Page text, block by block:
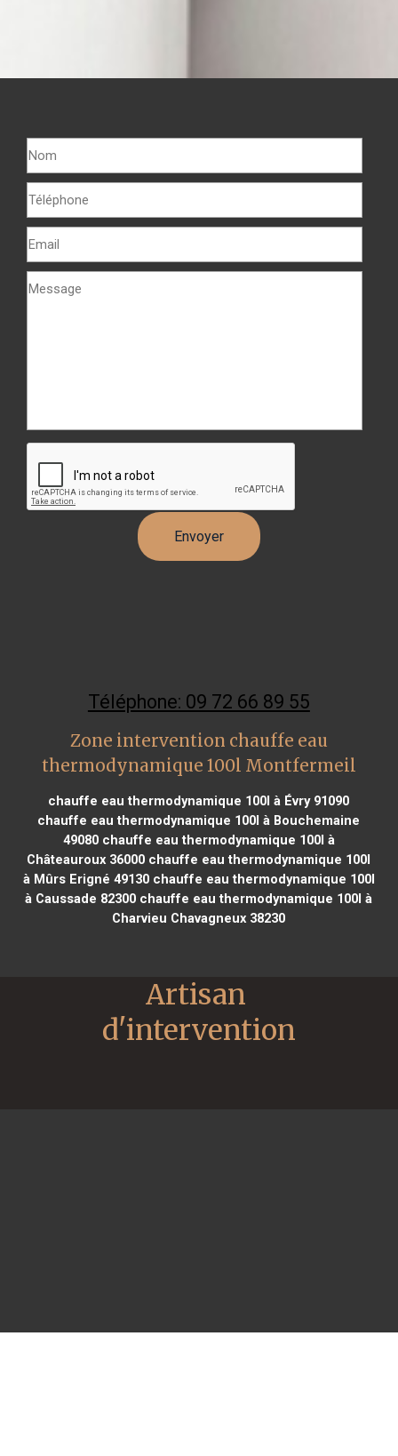
Téléphone: 09 72 66 89 55
Zone intervention chauffe eau
thermodynamique 100l Montfermeil
chauffe eau thermodynamique 100l à Évry 91090
chauffe eau thermodynamique 100l à Bouchemaine
49080chauffe eau thermodynamique 100l à
Châteauroux 36000 chauffe eau thermodynamique 100l
à Mûrs Erigné 49130chauffe eau thermodynamique 100l
à Caussade 82300 chauffe eau thermodynamique 100l à
Charvieu Chavagneux 38230
Artisan
d'intervention